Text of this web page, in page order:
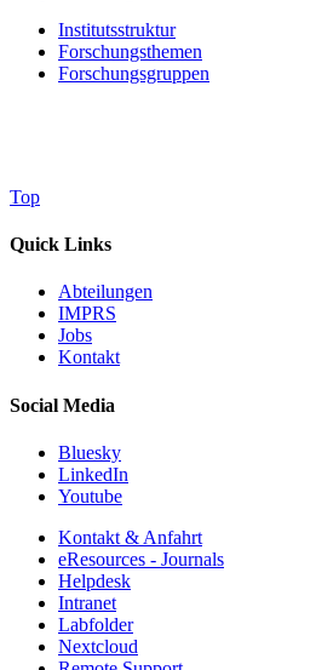
Institutsstruktur
Forschungsthemen
Forschungsgruppen
Top
Quick Links
Abteilungen
IMPRS
Jobs
Kontakt
Social Media
Bluesky
LinkedIn
Youtube
Kontakt & Anfahrt
eResources - Journals
Helpdesk
Intranet
Labfolder
Nextcloud